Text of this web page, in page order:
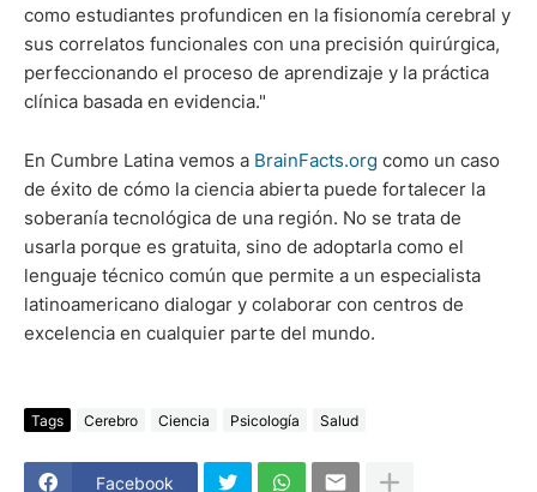
como estudiantes profundicen en la fisionomía cerebral y
sus correlatos funcionales con una precisión quirúrgica,
perfeccionando el proceso de aprendizaje y la práctica
clínica basada en evidencia."
En Cumbre Latina vemos a BrainFacts.org como un caso
de éxito de cómo la ciencia abierta puede fortalecer la
soberanía tecnológica de una región. No se trata de
usarla porque es gratuita, sino de adoptarla como el
lenguaje técnico común que permite a un especialista
latinoamericano dialogar y colaborar con centros de
excelencia en cualquier parte del mundo.
Tags Cerebro Ciencia Psicología Salud
Facebook